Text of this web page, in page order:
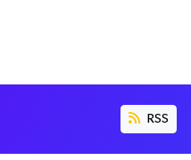
RSS